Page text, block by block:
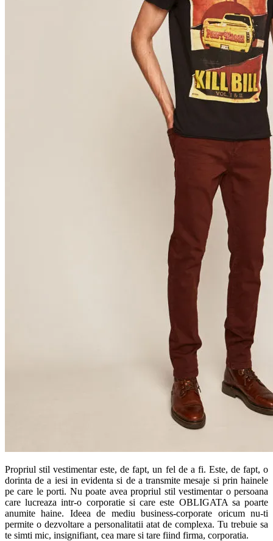
Propriul stil vestimentar este, de fapt, un fel de a fi. Este, de fapt, o
dorinta de a iesi in evidenta si de a transmite mesaje si prin hainele
pe care le porti. Nu poate avea propriul stil vestimentar o persoana
care lucreaza intr-o corporatie si care este OBLIGATA sa poarte
anumite haine. Ideea de mediu business-corporate oricum nu-ti
permite o dezvoltare a personalitatii atat de complexa. Tu trebuie sa
te simti mic, insignifiant, cea mare si tare fiind firma, corporatia.